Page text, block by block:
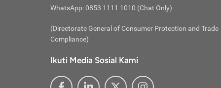
WhatsApp: 0853 1111 1010 (Chat Only)
(Directorate General of Consumer Protection and Trade
Compliance)
Ikuti Media Sosial Kami